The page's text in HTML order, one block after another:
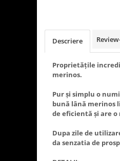
Spray Bio pentru Ambient
Unt de Karitè - Unt de Shea
Boluri Tibetane
Descriere
Proprietățile
merinos.
Pur și simplu o
bună lână merinos
de eficientă și are
Dupa zile de
da senzatia de